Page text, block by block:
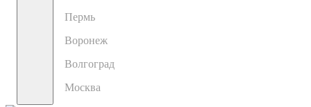
Пермь
Воронеж
Волгоград
Москва